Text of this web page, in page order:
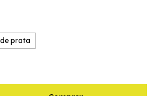
prata